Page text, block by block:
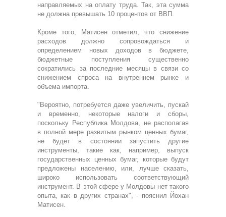
направляемых на оплату труда. Так, эта сумма
не должна превышать 10 процентов от ВВП.
Кроме того, Матисен отметил, что снижение
расходов должно сопровождаться и
определением новых доходов в бюджете,
бюджетные поступления существенно
сократились за последние месяцы в связи со
снижением спроса на внутреннем рынке и
объема импорта.
"Вероятно, потребуется даже увеличить, пускай
и временно, некоторые налоги и сборы,
поскольку Республика Молдова, не располагая
в полной мере развитым рынком ценных бумаг,
не будет в состоянии запустить другие
инструменты, такие как, например, выпуск
государственных ценных бумаг, которые будут
предложены населению, или, лучше сказать,
широко использовать соответствующий
инструмент. В этой сфере у Молдовы нет такого
опыта, как в других странах", - пояснил Йохан
Матисен.